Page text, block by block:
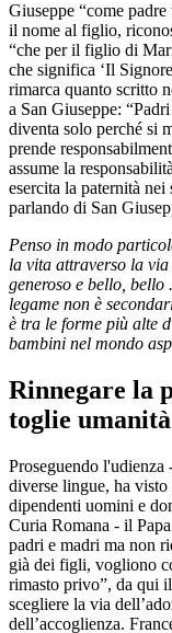
Giuseppe “come
il nome al figlio,
“che per il figlio di
che significa ‘Il
rimarca quanto scritto
a San Giuseppe:
diventa solo perché si
prende
assume la
esercita la paternità
parlando di San
Penso in modo
la vita attraverso la via
generoso e bello, bello
legame non è
è tra le forme più alte
bambini nel mondo
Rinnegare la
toglie umanità
Proseguendo
diverse lingue, ha
dipendenti uomini e
Curia Romana - il
padri e madri ma non
già dei figli, vogliono
rimasto privo”, da qui
scegliere la via
dell’accoglienza.